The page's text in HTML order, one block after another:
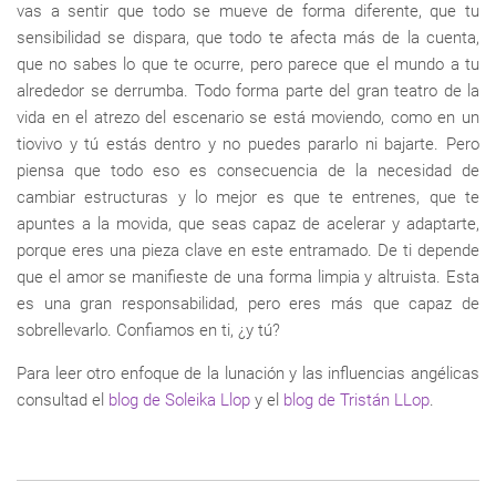
vas a sentir que todo se mueve de forma diferente, que tu
sensibilidad se dispara, que todo te afecta más de la cuenta,
que no sabes lo que te ocurre, pero parece que el mundo a tu
alrededor se derrumba. Todo forma parte del gran teatro de la
vida en el atrezo del escenario se está moviendo, como en un
tiovivo y tú estás dentro y no puedes pararlo ni bajarte. Pero
piensa que todo eso es consecuencia de la necesidad de
cambiar estructuras y lo mejor es que te entrenes, que te
apuntes a la movida, que seas capaz de acelerar y adaptarte,
porque eres una pieza clave en este entramado. De ti depende
que el amor se manifieste de una forma limpia y altruista. Esta
es una gran responsabilidad, pero eres más que capaz de
sobrellevarlo. Confiamos en ti, ¿y tú?
Para leer otro enfoque de la lunación y las influencias angélicas
consultad el blog de Soleika Llop y el blog de Tristán LLop.